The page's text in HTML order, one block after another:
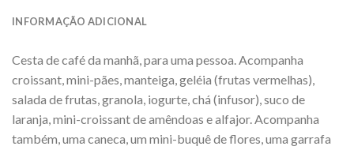
INFORMAÇÃO ADICIONAL
Cesta de café da manhã, para uma pessoa. Acompanha
croissant, mini-pães, manteiga, geléia (frutas vermelhas),
salada de frutas, granola, iogurte, chá (infusor), suco de
laranja, mini-croissant de amêndoas e alfajor. Acompanha
também, uma caneca, um mini-buquê de flores, uma garrafa